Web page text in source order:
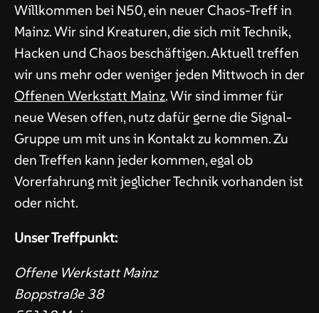
Willkommen bei N50, ein neuer Chaos-Treff in
Mainz. Wir sind Kreaturen, die sich mit Technik,
Hacken und Chaos beschäftigen. Aktuell treffen
wir uns mehr oder weniger jeden Mittwoch in der
Offenen Werkstatt Mainz. Wir sind immer für
neue Wesen offen, nutz dafür gerne die Signal-
Gruppe um mit uns in Kontakt zu kommen. Zu
den Treffen kann jeder kommen, egal ob
Vorerfahrung mit jeglicher Technik vorhanden ist
oder nicht.
Unser Treffpunkt:
Offene Werkstatt Mainz
Boppstraße 38